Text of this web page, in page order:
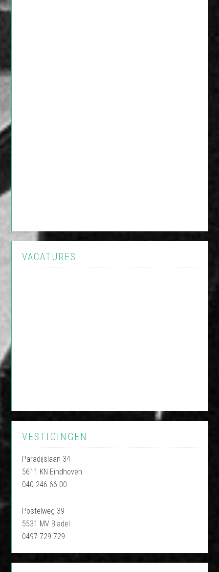
VACATURES
VESTIGINGEN
Paradijslaan 34
5611 KN Eindhoven
040 246 66 00
Postelweg 39
5531 MV Bladel
0497 729 729